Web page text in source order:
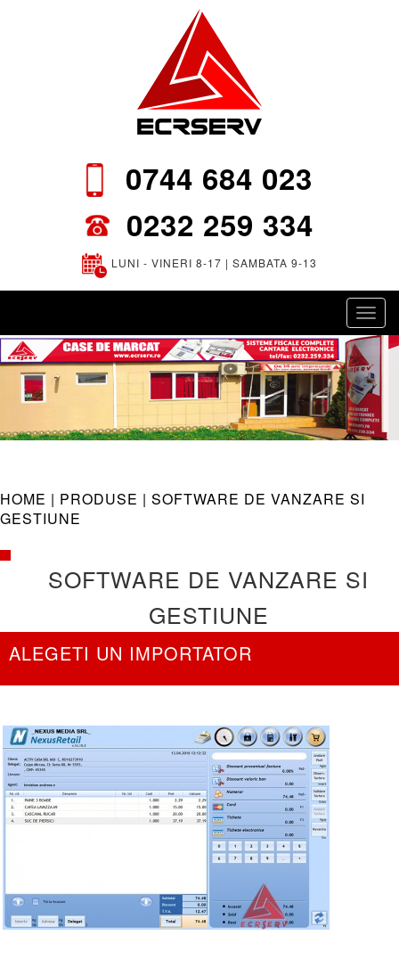
0744 684 023
0232 259 334
LUNI - VINERI 8-17 | SAMBATA 9-13
HOME | PRODUSE | SOFTWARE DE VANZARE SI
GESTIUNE
SOFTWARE DE VANZARE SI
GESTIUNE
ALEGETI UN IMPORTATOR